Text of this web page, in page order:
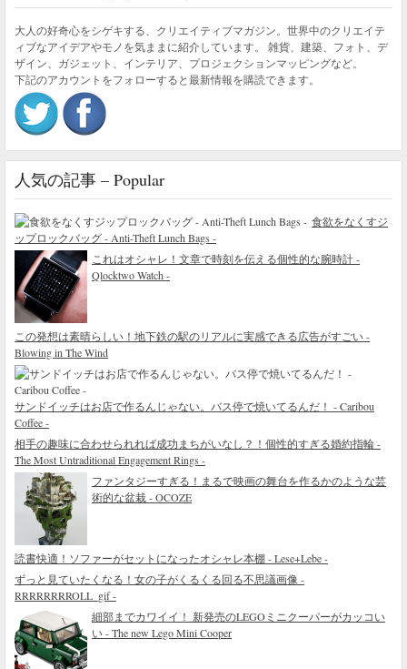
大人の好奇心をシゲキする、クリエイティブマガジン。世界中のクリエイテ
ィブなアイデアやモノを気ままに紹介しています。 雑貨、建築、フォト、デ
ザイン、ガジェット、インテリア、プロジェクションマッピングなど。
下記のアカウントをフォローすると最新情報を購読できます。
人気の記事 – Popular
食欲をなくすジ
ップロックバッグ - Anti-Theft Lunch Bags -
これはオシャレ！文章で時刻を伝える個性的な腕時計 -
Qlocktwo Watch -
この発想は素晴らしい！地下鉄の駅のリアルに実感できる広告がすごい -
Blowing in The Wind
サンドイッチはお店で作るんじゃない。バス停で焼いてるんだ！ - Caribou
Coffee -
相手の趣味に合わせられれば成功まちがいなし？！個性的すぎる婚約指輪 -
The Most Untraditional Engagement Rings -
ファンタジーすぎる！まるで映画の舞台を作るかのような芸
術的な盆栽 - OCOZE
読書快適！ソファーがセットになったオシャレ本棚 - Lese+Lebe -
ずっと見ていたくなる！女の子がくるくる回る不思議画像 -
RRRRRRRROLL_gif -
細部までカワイイ！ 新発売のLEGOミニクーパーがカッコい
い - The new Lego Mini Cooper